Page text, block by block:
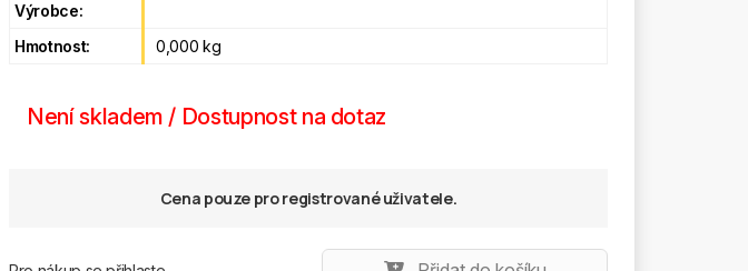
Výrobce:
Hmotnost:
0,000 kg
Není skladem / Dostupnost na dotaz
Cena pouze pro registrované uživatele.